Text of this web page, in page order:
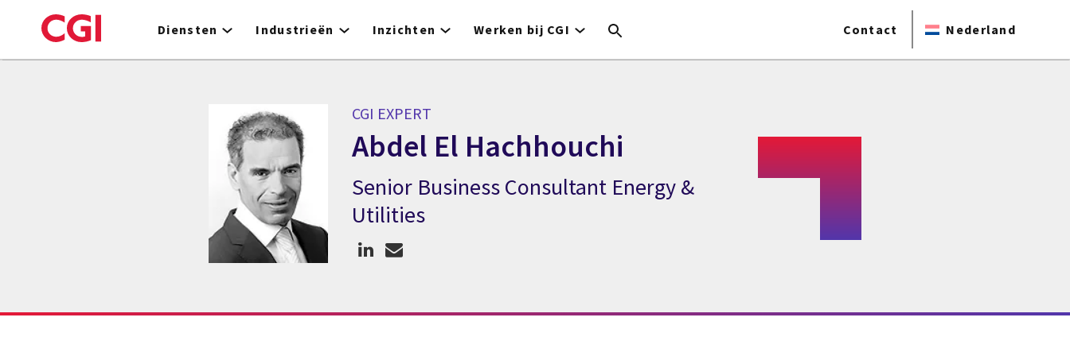
to
Diensten Industrieën Inzichten Werken bij CGI Contact Nederland
CGI EXPERT
Abdel El Hachhouchi
CGI expert Abdel El Hachhouchi
Senior Business Consultant Energy &
Utilities